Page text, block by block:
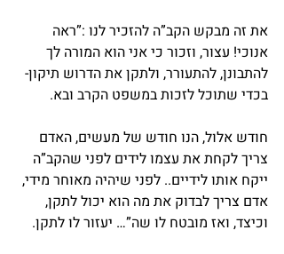
את זה מבקש הקב”ה להזכיר לנו :”ראה
אנוכי! עצור, וזכור כי אני הוא המורה לך
להתבונן, להתעורר, ולתקן את הדרוש תיקון-
בכדי שתוכל לזכות במשפט הקרב ובא.
חודש אלול, הנו חודש של מעשים, האדם
צריך לקחת את עצמו לידים לפני שהקב”ה
ייקח אותו לידיים.. לפני שיהיה מאוחר מידי,
אדם צריך לבדוק את מה הוא יכול לתקן,
וכיצד, ואז מובטח לו שה”… יעזור לו לתקן.